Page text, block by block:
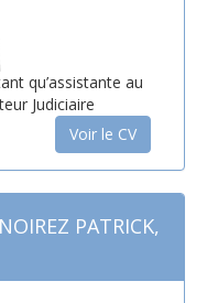
qu’assistante au
Judiciaire
Voir le CV
PATRICK,